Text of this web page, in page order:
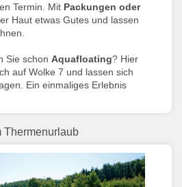
Termin. Mit Packungen oder
Haut etwas Gutes und lassen
Sie schon Aquafloating? Hier
auf Wolke 7 und lassen sich
Ein einmaliges Erlebnis
Thermenurlaub